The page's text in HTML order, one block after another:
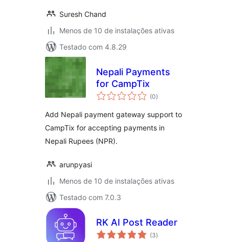
Suresh Chand
Menos de 10 de instalações ativas
Testado com 4.8.29
Nepali Payments
for CampTix
(0total
de
)
Add Nepali payment gateway support to
CampTix for accepting payments in
Nepali Rupees (NPR).
arunpyasi
Menos de 10 de instalações ativas
Testado com 7.0.3
RK AI Post Reader
(3total
de
)